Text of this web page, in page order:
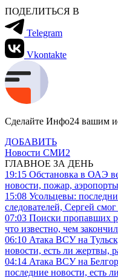
ПОДЕЛИТЬСЯ В
Telegram
Vkontakte
Сделайте Инфо24 вашим
ДОБАВИТЬ
Новости СМИ2
ГЛАВНОЕ ЗА ДЕНЬ
19:15 Обстановка в ОАЭ
новости, пожар,
15:08 Усольцевы:
следователей, Сергей
07:03 Поиски пропавших
что известно, чем
06:10 Атака ВСУ на
новости, есть ли жертвы,
04:14 Атака ВСУ на
последние новости, есть